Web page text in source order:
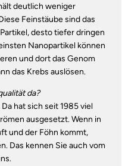
deutlich weniger
Feinstäube sind das
desto tiefer dringen
Nanopartikel können
und dort das Genom
das Krebs auslösen.
da?
hat sich seit 1985 viel
ausgesetzt. Wenn in
und der Föhn kommt,
Das kennen Sie auch vom